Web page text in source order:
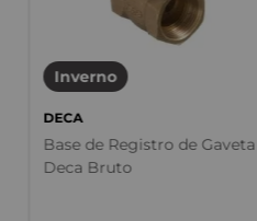
Inverno
DECA
Base de Registro de Gaveta
Deca Bruto